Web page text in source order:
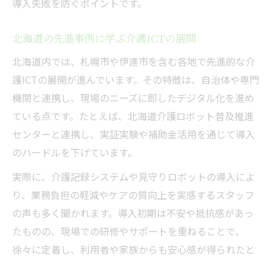
導入失敗を防ぐポイントです。
北海道の先進事例に学ぶ介護ICTの展開
北海道内では、札幌市や伊達市を含む各地で先進的な介
護ICTの展開が進んでいます。その特徴は、自治体や専門
機関と連携し、現場のニーズに即したデジタル化を進め
ている点です。たとえば、北海道介護ロボット普及推進
センターと連携し、実証実験や補助金活用を通じて導入
のハードルを下げています。
実際に、介護記録システムや見守りロボットの導入によ
り、業務負担の軽減やケアの質向上を実感するスタッフ
の声も多く聞かれます。導入初期は不安や抵抗感があっ
たものの、現場での研修やサポートを重ねることで、
徐々に定着し、利用者や家族からも安心感が得られたと